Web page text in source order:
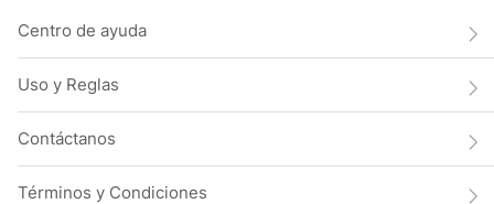
Centro de ayuda
Uso y Reglas
Contáctanos
Términos y Condiciones